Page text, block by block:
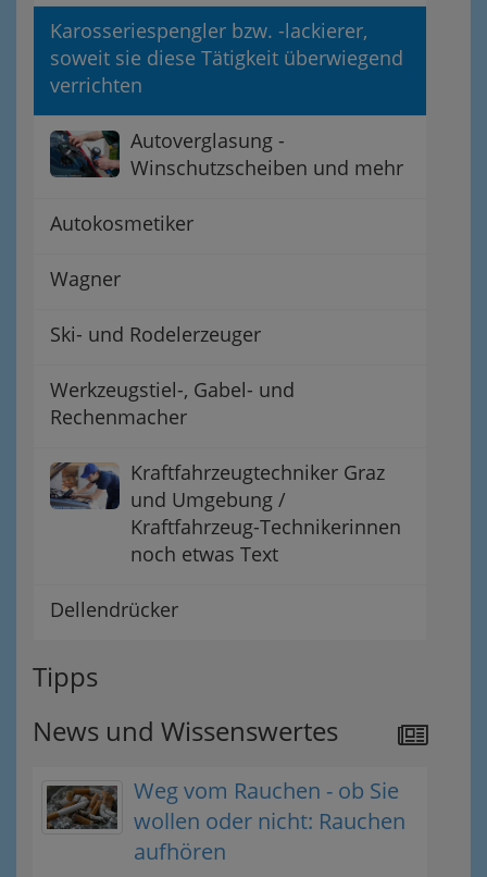
Karosseriespengler bzw. -lackierer,
soweit sie diese Tätigkeit überwiegend
verrichten
Autoverglasung -
Winschutzscheiben und mehr
Autokosmetiker
Wagner
Ski- und Rodelerzeuger
Werkzeugstiel-, Gabel- und
Rechenmacher
Kraftfahrzeugtechniker Graz
und Umgebung /
Kraftfahrzeug-Technikerinnen
noch etwas Text
Dellendrücker
Tipps
News und Wissenswertes
Weg vom Rauchen - ob Sie
wollen oder nicht: Rauchen
aufhören